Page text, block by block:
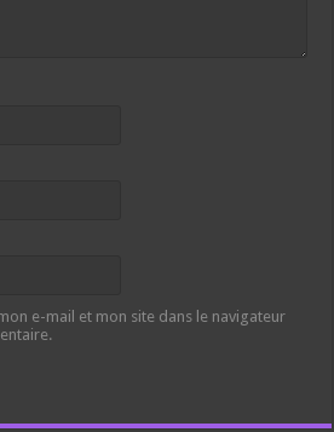
e-mail et mon site dans le navigateur